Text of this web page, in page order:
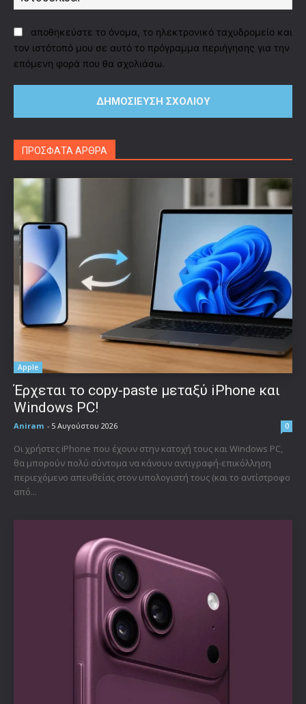
αποθηκεύστε το όνομα, το ηλεκτρονικό ταχυδρομείο και
τον ιστότοπό μου σε αυτό το πρόγραμμα περιήγησης για την
επόμενη φορά που θα σχολιάσω.
ΠΡΟΣΦΑΤΑ ΑΡΘΡΑ
Apple
Έρχεται το copy-paste μεταξύ iPhone και
Windows PC!
Aniram - 5 Αυγούστου 2026 0
Οι χρήστες iPhone που έχουν στην κατοχή τους και Windows PC,
θα μπορούν πολύ σύντομα να κάνουν αντιγραφή-επικόλληση
περιεχόμενο απευθείας στον υπολογιστή τους (και το αντίστροφο
από...